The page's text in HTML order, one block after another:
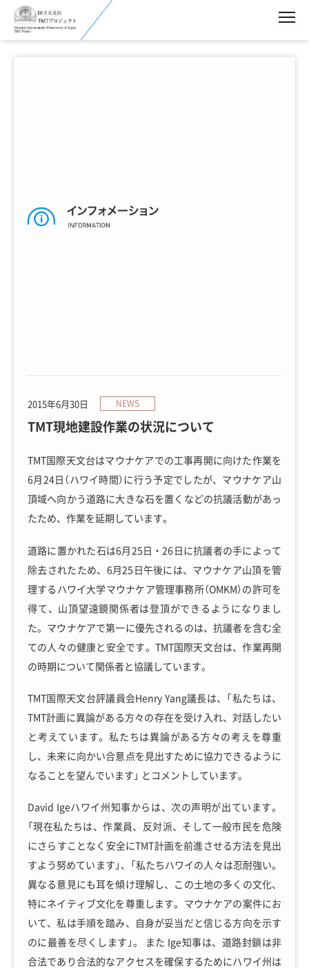
TMT現地建設作業の状況について
2015年6月30日 NEWS
TMT国際天文台はマウナケアでの工事再開に向けた作業を
6月24日（ハワイ時間）に行う予定でしたが、マウナケア山
頂域へ向かう道路に大きな石を置くなどの抗議活動があっ
たため、作業を延期しています。
道路に置かれた石は6月25日・26日に抗議者の手によって
除去されたため、6月25日午後には、マウナケア山頂を管
理するハワイ大学マウナケア管理事務所（OMKM）の許可を
得て、山頂望遠鏡関係者は登頂ができるようになりまし
た。マウナケアで第一に優先されるのは、抗議者を含む全
ての人々の健康と安全です。TMT国際天文台は、作業再開
の時期について関係者と協議しています。
TMT国際天文台評議員会Henry Yang議長は、「私たちは、
TMT計画に異論がある方々の存在を受け入れ、対話したい
と考えています。私たちは異論がある方々の考えを尊重
し、未来に向かい合意点を見出すために協力できるように
なることを望んでいます」 とコメントしています。
David Igeハワイ州知事からは、次の声明が出ています。
「現在私たちは、作業員、反対派、そして一般市民を危険
にさらすことなく安全にTMT計画を前進させる方法を見出
すよう努めています」、「私たちハワイの人々は忍耐強い。
異なる意見にも耳を傾け理解し、この土地の多くの文化、
特にネイティブ文化を尊重します。マウナケアの案件にお
いて、私は手順を踏み、自身が妥当だと信じる方向を示す
のに最善を尽くします」。 また Ige知事は、道路封鎖は非
合法であり合法的なアクセスを確保するためにハワイ州は